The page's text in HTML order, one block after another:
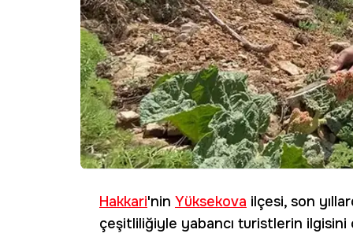
Hakkari'nin Yüksekova ilçesi, son
çeşitliliğiyle yabancı turistlerin ilgisini